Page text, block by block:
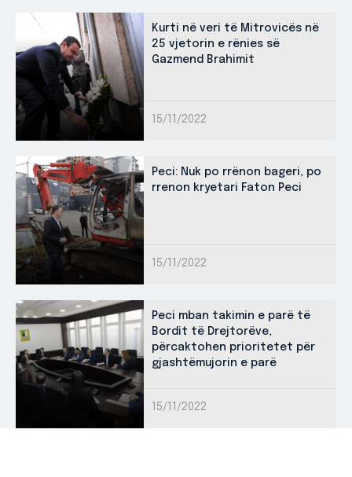
Kurti në veri të Mitrovicës në
25 vjetorin e rënies së
Gazmend Brahimit
15/11/2022
Peci: Nuk po rrënon bageri, po
rrenon kryetari Faton Peci
15/11/2022
Peci mban takimin e parë të
Bordit të Drejtorëve,
përcaktohen prioritetet për
gjashtëmujorin e parë
15/11/2022